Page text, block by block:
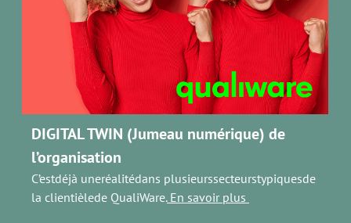
DIGITAL TWIN (Jumeau numérique) de
l’organisation
C’estdéjà uneréalitédans plusieurssecteurstypiquesde
la clientièlede QualiWare. En savoir plus